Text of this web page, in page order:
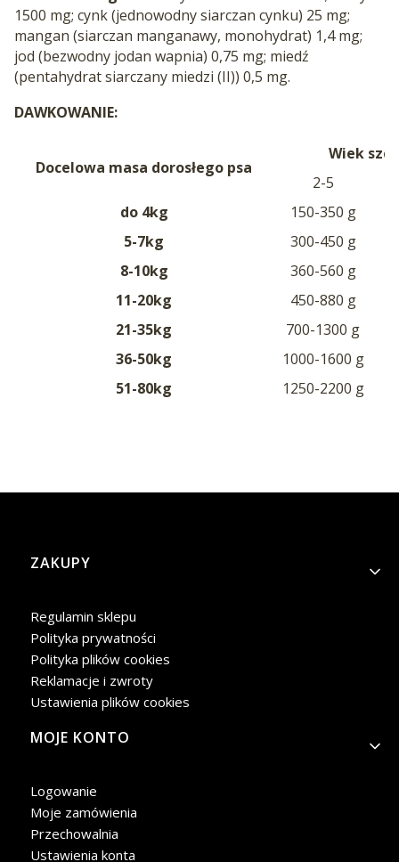
1500 mg; cynk (jednowodny siarczan cynku) 25 mg;
mangan (siarczan manganawy, monohydrat) 1,4 mg;
jod (bezwodny jodan wapnia) 0,75 mg; miedź
(pentahydrat siarczany miedzi (II)) 0,5 mg.
DAWKOWANIE:
Docelowa masa dorosłego psa
Wiek
2-5
do 4kg
150-350 g
5-7kg
300-450 g
8-10kg
360-560 g
11-20kg
450-880 g
21-35kg
700-1300 g
36-50kg
1000-1600 g
51-80kg
1250-2200 g
Linki w stopce
ZAKUPY
Regulamin sklepu
Polityka prywatności
Polityka plików cookies
Reklamacje i zwroty
Ustawienia plików cookies
MOJE KONTO
Logowanie
Moje zamówienia
Przechowalnia
Ustawienia konta